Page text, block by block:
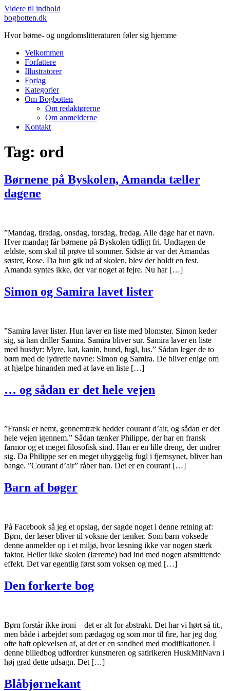
Videre til indhold
bogbotten.dk
Hvor børne- og ungdomslitteraturen føler sig hjemme
Velkommen
Forfattere
Illustratorer
Forlag
Kategorier
Om Bogbotten
Om redaktørerne
Om anmelderne
Kontakt
Tag: ord
Børnene på Byskolen, Amanda tæller
dagene
”Mandag, tirsdag, onsdag, torsdag, fredag. Alle dage har et navn.
Hver mandag får børnene på Byskolen tidligt fri. Undtagen de
ældste, som skal til prøve til sommer. Sidste år var det Amandas
søster, Rose. Da hun gik ud af skolen, blev der holdt en fest.
Amanda syntes ikke, der var noget at fejre. Nu har […]
Simon og Samira lavet lister
”Samira laver lister. Hun laver en liste med blomster. Simon keder
sig, så han driller Samira. Samira bliver sur. Samira laver en liste
med husdyr: Myre, kat, kanin, hund, fugl, lus.” Sådan leger de to
børn med de lydrette navne: Simon og Samira. De bliver enige om
at hjælpe hinanden med at lave en liste […]
… og sådan er det hele vejen
”Fransk er nemt, gennemtræk hedder courant d’air, og sådan er det
hele vejen igennem.” Sådan tænker Philippe, der har en fransk
farmor og et meget filosofisk sind. Han er en lille dreng, der undrer
sig. Da Philippe ser en meget uhyggelig fugl i fjernsynet, bliver han
bange. ”Courant d’air” råber han. Det er en courant […]
Barn af bøger
På Facebook så jeg et opslag, der sagde noget i denne retning af:
Børn, der læser bliver til voksne der tænker. Som barn voksede
denne anmelder op i et miljø, hvor læsning ikke var nogen stærk
faktor. Heller ikke skolen (lærerne) bød ind med nogen afsmittende
effekt. Det var egentlig først som voksen og med […]
Den forkerte bog
Børn forstår ikke ironi – det er alt for abstrakt. Det har vi hørt så tit.,
men både i arbejdet som pædagog og som mor til fire, har jeg dog
ofte haft oplevelsen af, at det er en sandhed med modifikationer. I
denne billedbog udfordrer kunstneren og satirikeren HuskMitNavn i
høj grad dette udsagn. Det […]
Blåbjørnekant